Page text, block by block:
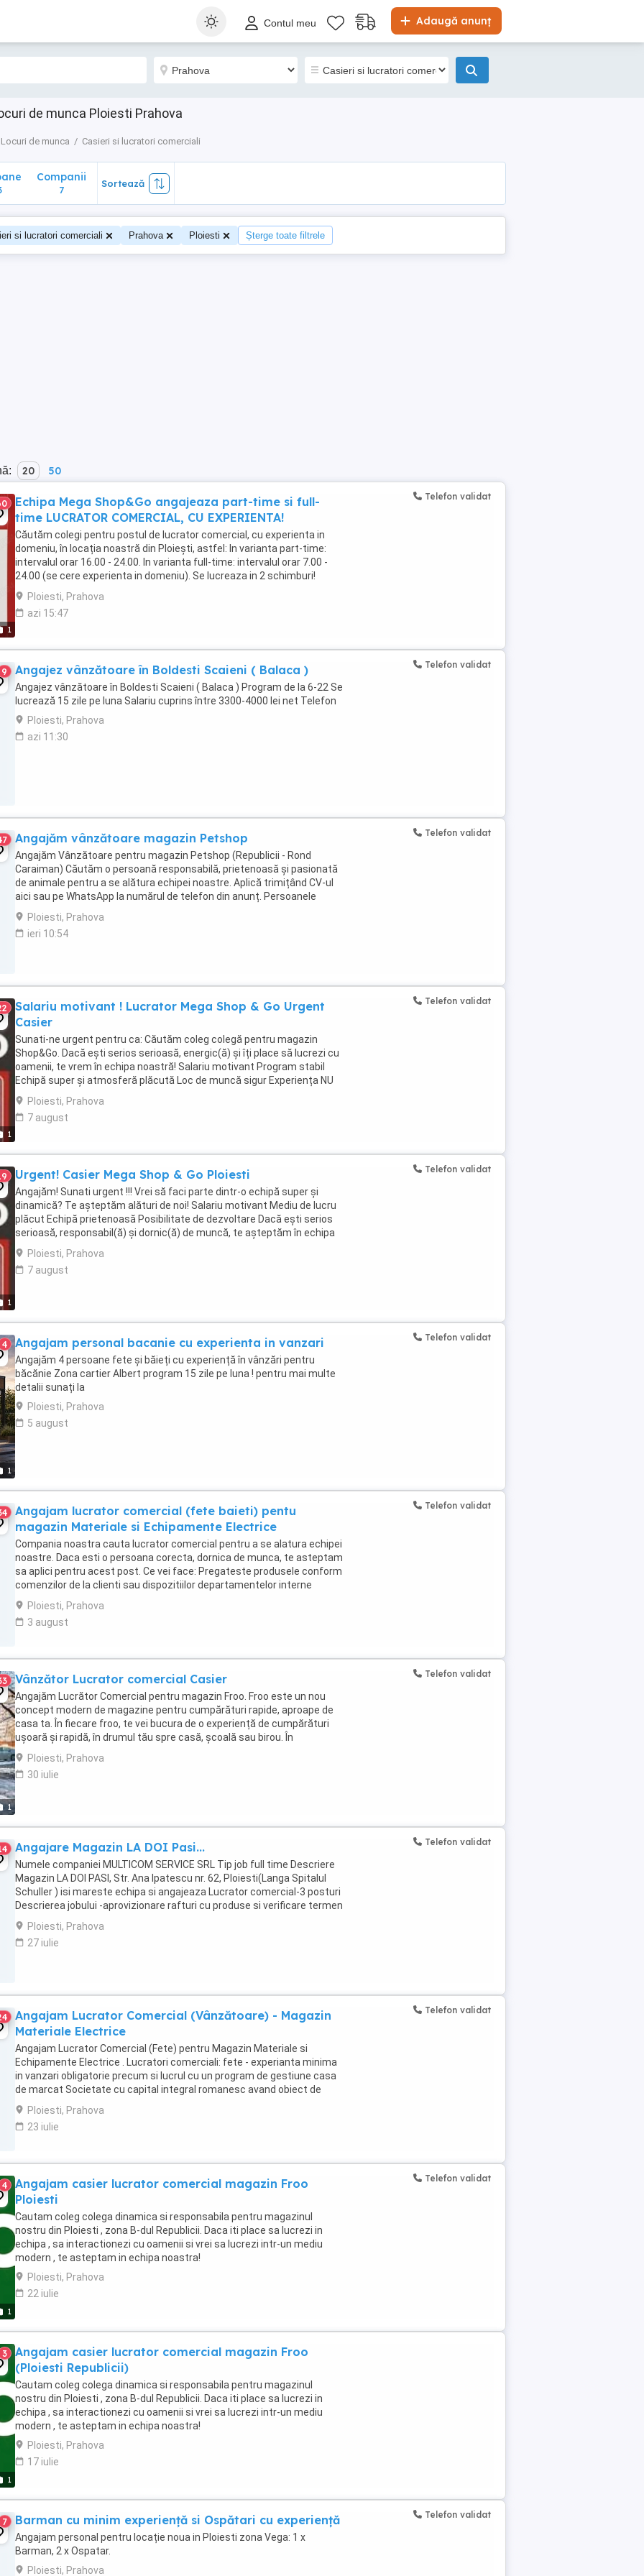
Adaugă anunț
Contul meu
de munca Ploiesti Prahova
Locuri de munca Casieri si lucratori comerciali
Companii
7
Sortează
si lucratori comerciali Prahova Ploiesti Șterge toate filtrele
20 50
1
Echipa Mega Shop&Go angajeaza part-time si full-
time LUCRATOR COMERCIAL, CU EXPERIENTA!
Căutăm colegi pentru postul de lucrator comercial, cu experienta in
domeniu, în locația noastră din Ploiești, astfel: In varianta part-time:
intervalul orar 16.00 - 24.00. In varianta full-time: intervalul orar 7.00 -
24.00 (se cere experienta in domeniu). Se lucreaza in 2 schimburi!
Responsabilități: Servirea ...
Ploiesti, Prahova
azi 15:47
Telefon validat
9 Angajez vânzătoare în Boldesti Scaieni ( Balaca )
Angajez vânzătoare în Boldesti Scaieni ( Balaca ) Program de la 6-22 Se
lucrează 15 zile pe luna Salariu cuprins între 3300-4000 lei net Telefon
Ploiesti, Prahova
azi 11:30
Telefon validat
Angajăm vânzătoare magazin Petshop
Angajăm Vânzătoare pentru magazin Petshop (Republicii - Rond
Caraiman) Căutăm o persoană responsabilă, prietenoasă și pasionată
de animale pentru a se alătura echipei noastre. Aplică trimițând CV-ul
aici sau pe WhatsApp la numărul de telefon din anunț. Persoanele
selectate vor fi contactate telefonic ...
Ploiesti, Prahova
ieri 10:54
Telefon validat
1
Salariu motivant ! Lucrator Mega Shop & Go Urgent
Casier
Sunati-ne urgent pentru ca: Căutăm coleg colegă pentru magazin
Shop&Go. Dacă ești serios serioasă, energic(ă) și îți place să lucrezi cu
oamenii, te vrem în echipa noastră! Salariu motivant Program stabil
Echipă super și atmosferă plăcută Loc de muncă sigur Experiența NU
este obligatorie ...
Ploiesti, Prahova
7 august
Telefon validat
1
Urgent! Casier Mega Shop & Go Ploiesti
Angajăm! Sunati urgent !!! Vrei să faci parte dintr-o echipă super și
dinamică? Te așteptăm alături de noi! Salariu motivant Mediu de lucru
plăcut Echipă prietenoasă Posibilitate de dezvoltare Dacă ești serios
serioasă, responsabil(ă) și dornic(ă) de muncă, te așteptăm în echipa
noastră!
Ploiesti, Prahova
7 august
Telefon validat
1
4 Angajam personal bacanie cu experienta in vanzari
Angajăm 4 persoane fete și băieți cu experiență în vânzări pentru
băcănie Zona cartier Albert program 15 zile pe luna ! pentru mai multe
detalii sunați la
Ploiesti, Prahova
5 august
Telefon validat
Angajam lucrator comercial (fete baieti) pentu
magazin Materiale si Echipamente Electrice
Compania noastra cauta lucrator comercial pentru a se alatura echipei
noastre. Daca esti o persoana corecta, dornica de munca, te asteptam
sa aplici pentru acest post. Ce vei face: Pregateste produsele conform
comenzilor de la clienti sau dispozitiilor departamentelor interne
Pregateste produsele in ...
Ploiesti, Prahova
3 august
Telefon validat
1
Vânzător Lucrator comercial Casier
Angajăm Lucrător Comercial pentru magazin Froo. Froo este un nou
concept modern de magazine pentru cumpărături rapide, aproape de
casa ta. În fiecare froo, te vei bucura de o experiență de cumpărături
ușoară și rapidă, în drumul tău spre casă, școală sau birou. În
magazine, găsești absolut tot ce ...
Ploiesti, Prahova
30 iulie
Telefon validat
Angajare Magazin LA DOI Pasi...
Numele companiei MULTICOM SERVICE SRL Tip job full time Descriere
Magazin LA DOI PASI, Str. Ana Ipatescu nr. 62, Ploiesti(Langa Spitalul
Schuller ) isi mareste echipa si angajeaza Lucrator comercial-3 posturi
Descrierea jobului -aprovizionare rafturi cu produse si verificare termen
de valabilitate ...
Ploiesti, Prahova
27 iulie
Telefon validat
Angajam Lucrator Comercial (Vânzătoare) - Magazin
Materiale Electrice
Angajam Lucrator Comercial (Fete) pentru Magazin Materiale si
Echipamente Electrice . Lucratori comerciali: fete - experianta minima
in vanzari obligatorie precum si lucrul cu un program de gestiune casa
de marcat Societate cu capital integral romanesc avand obiect de
activitate: Comercializare si ...
Ploiesti, Prahova
23 iulie
Telefon validat
1
4
Angajam casier lucrator comercial magazin Froo
Ploiesti
Cautam coleg colega dinamica si responsabila pentru magazinul
nostru din Ploiesti , zona B-dul Republicii. Daca iti place sa lucrezi in
echipa , sa interactionezi cu oamenii si vrei sa lucrezi intr-un mediu
modern , te asteptam in echipa noastra!
Ploiesti, Prahova
22 iulie
Telefon validat
1
3
Angajam casier lucrator comercial magazin Froo
(Ploiesti Republicii)
Cautam coleg colega dinamica si responsabila pentru magazinul
nostru din Ploiesti , zona B-dul Republicii. Daca iti place sa lucrezi in
echipa , sa interactionezi cu oamenii si vrei sa lucrezi intr-un mediu
modern , te asteptam in echipa noastra!
Ploiesti, Prahova
17 iulie
7 Barman cu minim experiență si Ospătari cu experiență
Angajam personal pentru locație noua in Ploiesti zona Vega: 1 x
Barman, 2 x Ospatar.
Ploiesti, Prahova
Telefon validat